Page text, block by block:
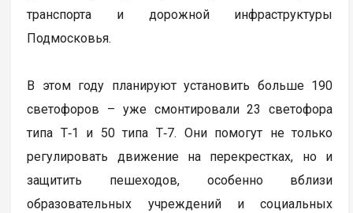
транспорта и дорожной инфраструктуры
Подмосковья.
В этом году планируют установить больше 190
светофоров – уже смонтировали 23 светофора
типа Т‑1 и 50 типа Т‑7. Они помогут не только
регулировать движение на перекрестках, но и
защитить пешеходов, особенно вблизи
образовательных учреждений и социальных